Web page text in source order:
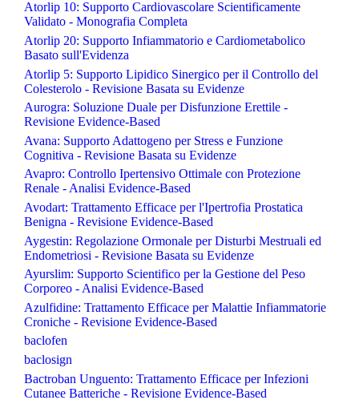
Atorlip 10: Supporto Cardiovascolare Scientificamente
Validato - Monografia Completa
Atorlip 20: Supporto Infiammatorio e Cardiometabolico
Basato sull'Evidenza
Atorlip 5: Supporto Lipidico Sinergico per il Controllo del
Colesterolo - Revisione Basata su Evidenze
Aurogra: Soluzione Duale per Disfunzione Erettile -
Revisione Evidence-Based
Avana: Supporto Adattogeno per Stress e Funzione
Cognitiva - Revisione Basata su Evidenze
Avapro: Controllo Ipertensivo Ottimale con Protezione
Renale - Analisi Evidence-Based
Avodart: Trattamento Efficace per l'Ipertrofia Prostatica
Benigna - Revisione Evidence-Based
Aygestin: Regolazione Ormonale per Disturbi Mestruali ed
Endometriosi - Revisione Basata su Evidenze
Ayurslim: Supporto Scientifico per la Gestione del Peso
Corporeo - Analisi Evidence-Based
Azulfidine: Trattamento Efficace per Malattie Infiammatorie
Croniche - Revisione Evidence-Based
baclofen
baclosign
Bactroban Unguento: Trattamento Efficace per Infezioni
Cutanee Batteriche - Revisione Evidence-Based